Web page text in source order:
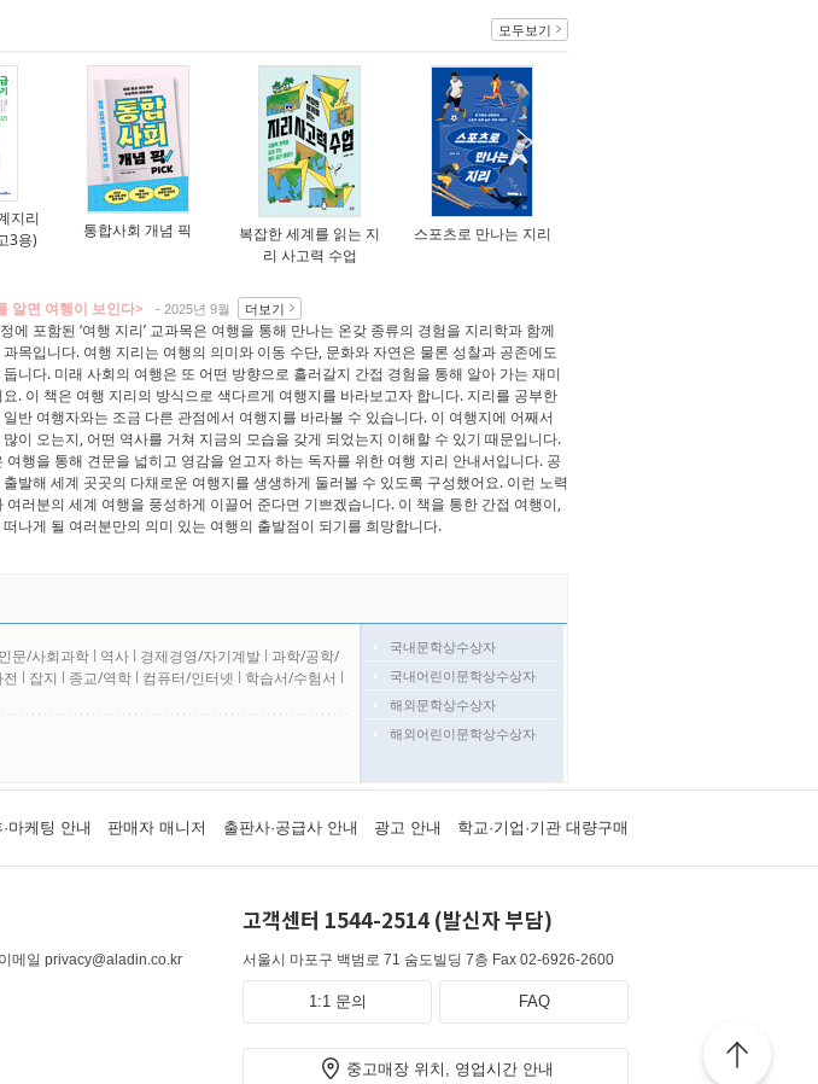
모두보기
지리
3용)
통합사회 개념 픽
복잡한 세계를 읽는 지
리 사고력 수업
스포츠로 만나는 지리
알면 여행이 보인다> - 2025년 9월 더보기
에 포함된 ‘여행 지리’ 교과목은 여행을 통해 만나는 온갖 종류의 경험을 지리학과 함께
목입니다. 여행 지리는 여행의 의미와 이동 수단, 문화와 자연은 물론 성찰과 공존에도
둡니다. 미래 사회의 여행은 또 어떤 방향으로 흘러갈지 간접 경험을 통해 알아 가는 재미
요. 이 책은 여행 지리의 방식으로 색다르게 여행지를 바라보고자 합니다. 지리를 공부한
반 여행자와는 조금 다른 관점에서 여행지를 바라볼 수 있습니다. 이 여행지에 어째서
이 오는지, 어떤 역사를 거쳐 지금의 모습을 갖게 되었는지 이해할 수 있기 때문입니다.
여행을 통해 견문을 넓히고 영감을 얻고자 하는 독자를 위한 여행 지리 안내서입니다. 공
출발해 세계 곳곳의 다채로운 여행지를 생생하게 둘러볼 수 있도록 구성했어요. 이런 노력
여러분의 세계 여행을 풍성하게 이끌어 준다면 기쁘겠습니다. 이 책을 통한 간접 여행이,
떠나게 될 여러분만의 의미 있는 여행의 출발점이 되기를 희망합니다.
인문/사회과학 l 역사 l 경제경영/자기계발 l 과학/공학/
l 잡지 l 종교/역학 l 컴퓨터/인터넷 l 학습서/수험서 l
국내문학상수상자
국내어린이문학상수상자
해외문학상수상자
해외어린이문학상수상자
마케팅 안내 판매자 매니저 출판사·공급사 안내 광고 안내 학교·기업·기관 대량구매
이메일 privacy@aladin.co.kr
고객센터 1544-2514 (발신자 부담)
서울시 마포구 백범로 71 숨도빌딩 7층 Fax 02-6926-2600
1:1 문의 FAQ
중고매장 위치, 영업시간 안내